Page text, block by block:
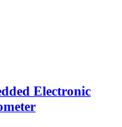
Electronic